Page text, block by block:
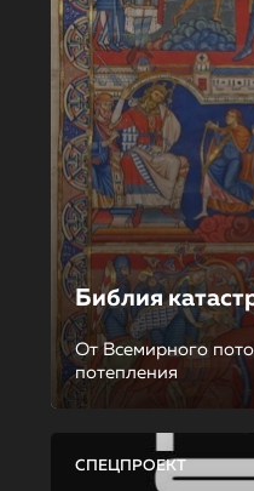
Библия
От Всемирного
потепления
СПЕЦПРОЕКТ